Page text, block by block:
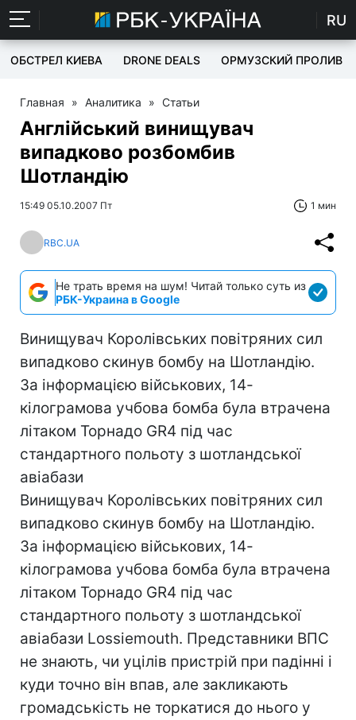
RU
ОБСТРЕЛ КИЕВА DRONE DEALS ОРМУЗСКИЙ ПРОЛИВ
Главная » Аналитика » Статьи
Англійський винищувач
випадково розбомбив
Шотландію
15:49 05.10.2007 Пт 1 мин
RBC.UA
Не трать время на шум! Читай только суть из
РБК-Украина в Google
Винищувач Королівських повітряних сил
випадково скинув бомбу на Шотландію.
За інформацією військових, 14-
кілограмова учбова бомба була втрачена
літаком Торнадо GR4 під час
стандартного польоту з шотландської
авіабази
Винищувач Королівських повітряних сил
випадково скинув бомбу на Шотландію.
За інформацією військових, 14-
кілограмова учбова бомба була втрачена
літаком Торнадо GR4 під час
стандартного польоту з шотландської
авіабази Lossiemouth. Представники ВПС
не знають, чи уцілів пристрій при падінні і
куди точно він впав, але закликають
громадськість не торкатися до нього у